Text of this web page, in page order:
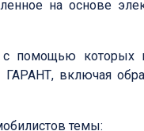
на основе
помощью которых
включая
темы: